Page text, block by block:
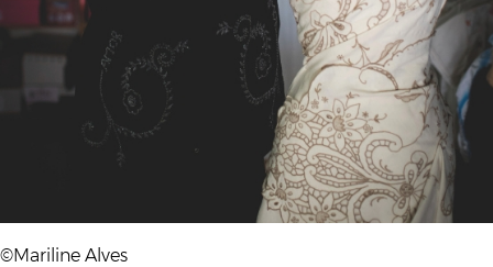
Joana Duarte, fundadora de Béhen.
©Mariline Alves